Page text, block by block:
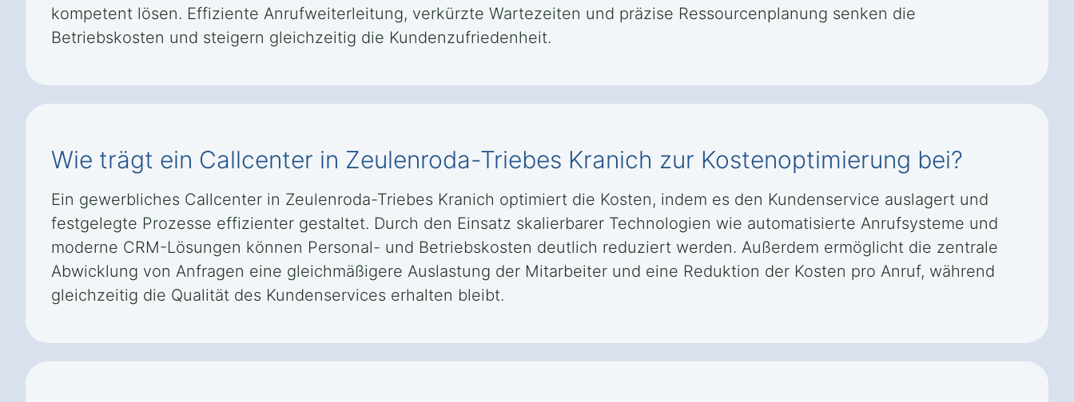
kompetent lösen. Effiziente Anrufweiterleitung, verkürzte Wartezeiten und präzise Ressourcenplanung senken die
Betriebskosten und steigern gleichzeitig die Kundenzufriedenheit.
Wie trägt ein Callcenter in Zeulenroda-Triebes Kranich zur Kostenoptimierung bei?
Ein gewerbliches Callcenter in Zeulenroda-Triebes Kranich optimiert die Kosten, indem es den Kundenservice auslagert und
festgelegte Prozesse effizienter gestaltet. Durch den Einsatz skalierbarer Technologien wie automatisierte Anrufsysteme und
moderne CRM-Lösungen können Personal- und Betriebskosten deutlich reduziert werden. Außerdem ermöglicht die zentrale
Abwicklung von Anfragen eine gleichmäßigere Auslastung der Mitarbeiter und eine Reduktion der Kosten pro Anruf, während
gleichzeitig die Qualität des Kundenservices erhalten bleibt.